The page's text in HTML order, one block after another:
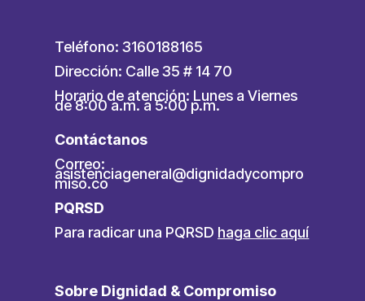
Teléfono: 3160188165
Dirección: Calle 35 # 14 70
Horario de atención: Lunes a Viernes
de 8:00 a.m. a 5:00 p.m.
Contáctanos
Correo:
asistenciageneral@dignidadycompro
miso.co
PQRSD
Para radicar una PQRSD haga clic aquí
Sobre Dignidad & Compromiso